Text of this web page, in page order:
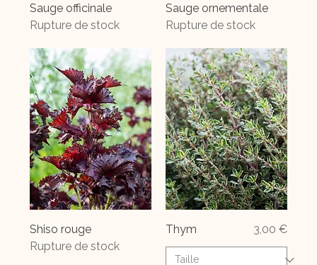
Sauge officinale
Rupture de stock
Sauge ornementale
Rupture de stock
Shiso rouge
Rupture de stock
Thym Prix
3,00 €